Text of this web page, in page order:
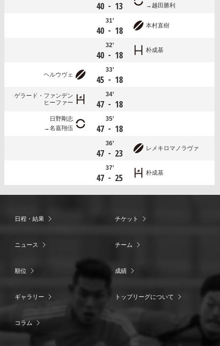
40 - 13
越田勝利
31’
40 - 18 本村直樹
32’
40 - 18 朴成基
ヘルウヴェ
33’
45 - 18
ゲラード・ファンデン
ヒーファー
34’
47 - 18
日野剛志
名嘉翔伍
35’
47 - 18
36’
47 - 23 レメキロマノラヴァ
37’
47 - 25 朴成基
日程・結果 チケット
ニュース チーム
順位 成績
ギャラリー トップリーグについて
コラム